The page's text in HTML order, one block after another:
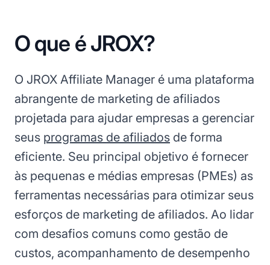
O que é JROX?
O JROX Affiliate Manager é uma plataforma
abrangente de marketing de afiliados
projetada para ajudar empresas a gerenciar
seus programas de afiliados de forma
eficiente. Seu principal objetivo é fornecer
às pequenas e médias empresas (PMEs) as
ferramentas necessárias para otimizar seus
esforços de marketing de afiliados. Ao lidar
com desafios comuns como gestão de
custos, acompanhamento de desempenho